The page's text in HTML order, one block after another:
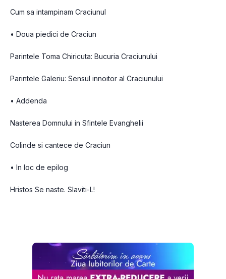
Cum sa intampinam Craciunul
• Doua piedici de Craciun
Parintele Toma Chiricuta: Bucuria Craciunului
Parintele Galeriu: Sensul innoitor al Craciunului
• Addenda
Nasterea Domnului in Sfintele Evanghelii
Colinde si cantece de Craciun
• In loc de epilog
Hristos Se naste. Slaviti-L!